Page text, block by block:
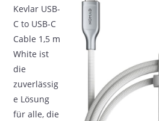
Kevlar USB-
C to USB-C
Cable 1,5 m
White ist
die
zuverlässig
e Lösung
für alle, die